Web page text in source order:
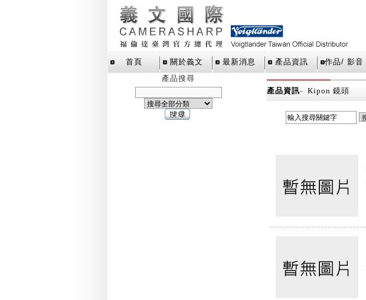
首頁 關於義文 最新消息 產品資訊 作品/ 影音
產品搜尋
產品資訊- Kipon 鏡頭